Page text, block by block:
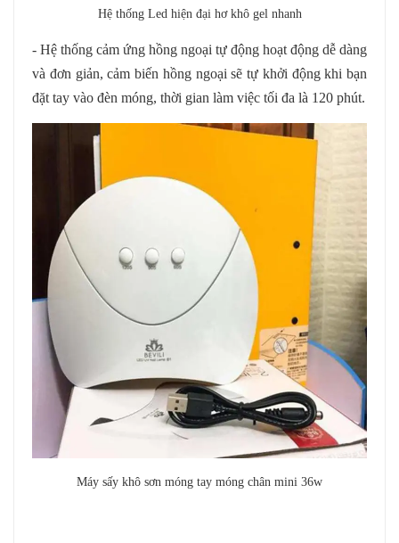
Hệ thống Led hiện đại hơ khô gel nhanh
- Hệ thống cảm ứng hồng ngoại tự động hoạt động dễ dàng
và đơn giản, cảm biến hồng ngoại sẽ tự khởi động khi bạn
đặt tay vào đèn móng, thời gian làm việc tối đa là 120 phút.
Máy sấy khô sơn móng tay móng chân mini 36w